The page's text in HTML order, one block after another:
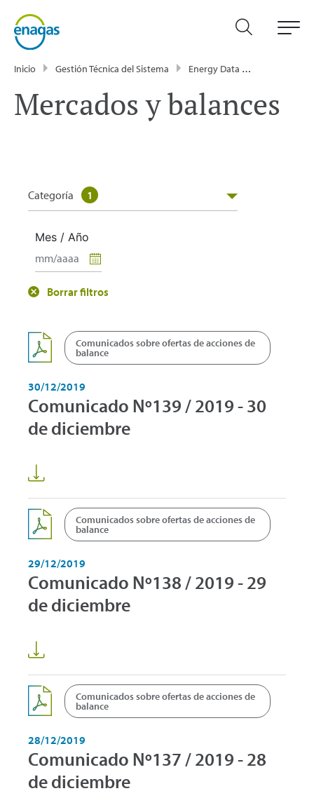
Inicio Gestión Técnica del Sistema Energy Data
Mercados y balances
Categoría 1
Mes / Año
Borrar filtros
Comunicados sobre ofertas de acciones de
balance
30/12/2019
Comunicado Nº139 / 2019 - 30
de diciembre
Comunicados sobre ofertas de acciones de
balance
29/12/2019
Comunicado Nº138 / 2019 - 29
de diciembre
Comunicados sobre ofertas de acciones de
balance
28/12/2019
Comunicado Nº137 / 2019 - 28
de diciembre